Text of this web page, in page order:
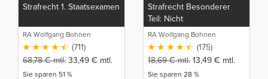
Strafrecht 1. Staatsexamen
RA Wolfgang Bohnen
(711)
68,78€mtl. 33,49 € mtl.
Sie sparen 51 %
Strafrecht Besonderer
Teil: Nicht
Vermögensdelikte
RA Wolfgang Bohnen
(175)
18,69€mtl. 13,49 € mtl.
Sie sparen 28 %